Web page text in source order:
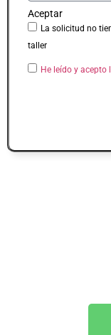
Aceptar
La solicitud no
taller
He leído y acepto